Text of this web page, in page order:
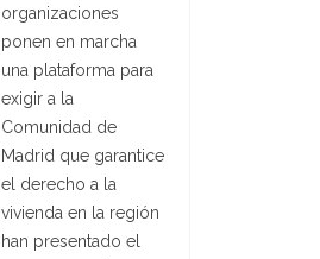
organizaciones
ponen en marcha
una plataforma para
exigir a la
Comunidad de
Madrid que garantice
el derecho a la
vivienda en la región
han presentado el